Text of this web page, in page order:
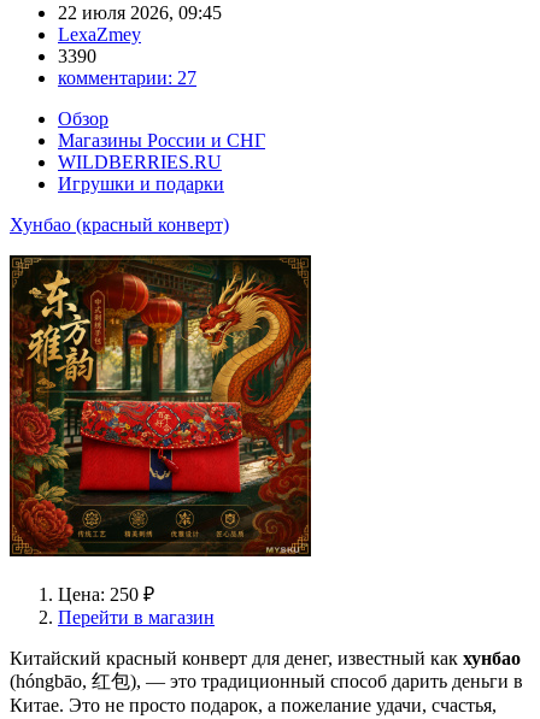
22 июля 2026, 09:45
LexaZmey
3390
комментарии: 27
Обзор
Магазины России и СНГ
WILDBERRIES.RU
Игрушки и подарки
Хунбао (красный конверт)
Цена: 250 ₽
Перейти в магазин
Китайский красный конверт для денег, известный как хунбао
(hóngbāo, 红包), — это традиционный способ дарить деньги в
Китае. Это не просто подарок, а пожелание удачи, счастья,